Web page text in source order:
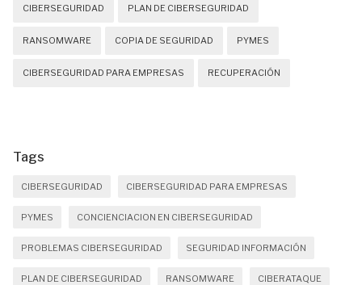
CIBERSEGURIDAD PLAN DE CIBERSEGURIDAD
RANSOMWARE COPIA DE SEGURIDAD PYMES
CIBERSEGURIDAD PARA EMPRESAS RECUPERACIÓN
Tags
CIBERSEGURIDAD CIBERSEGURIDAD PARA EMPRESAS
PYMES CONCIENCIACION EN CIBERSEGURIDAD
PROBLEMAS CIBERSEGURIDAD SEGURIDAD INFORMACIÓN
PLAN DE CIBERSEGURIDAD RANSOMWARE CIBERATAQUE